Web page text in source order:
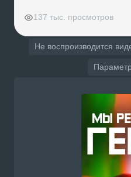
137 тыс. просмотров
Не воспроизводится